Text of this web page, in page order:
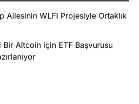
Ailesinin WLFI Projesiyle Ortaklık
Bir Altcoin için ETF Başvurusu